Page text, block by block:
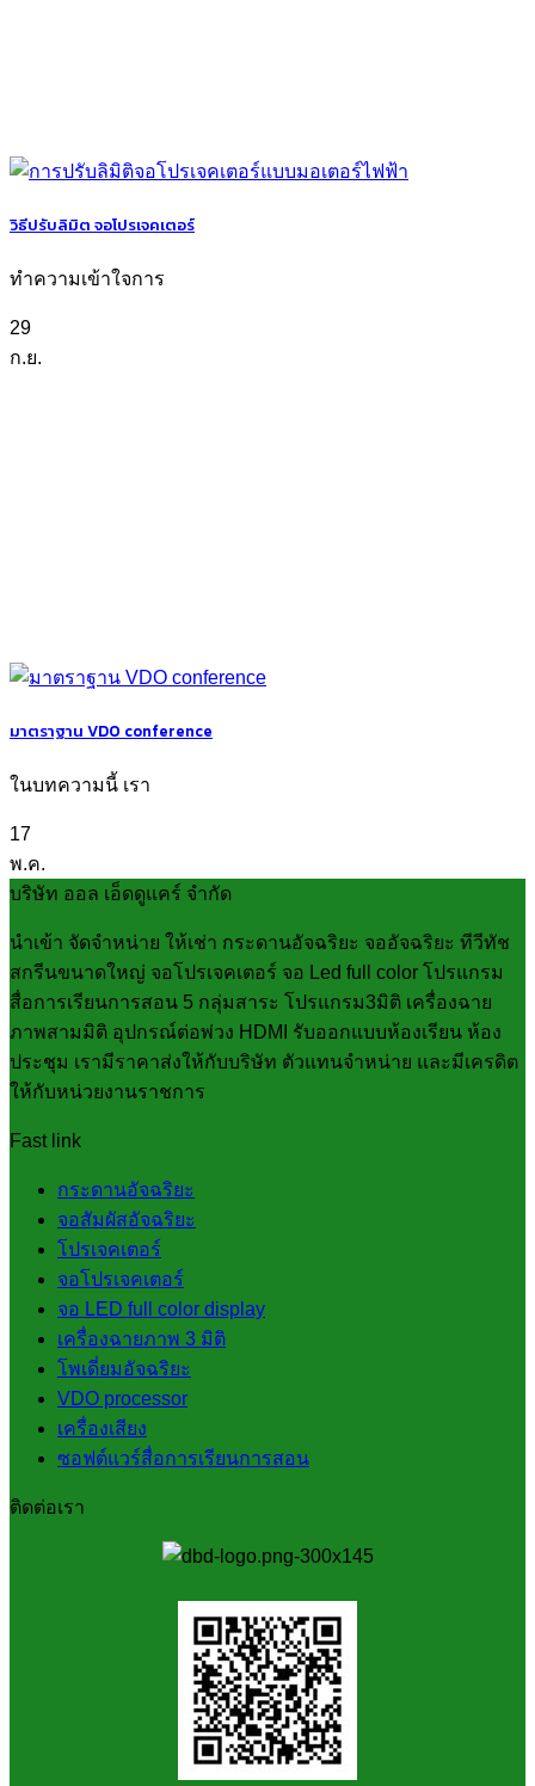
วิธีปรับลิมิต จอโปรเจคเตอร์
ทำความเข้าใจการ
29
ก.ย.
มาตราฐาน VDO conference
ในบทความนี้ เรา
17
พ.ค.
บริษัท ออล เอ็ดดูแคร์ จำกัด
นำเข้า จัดจำหน่าย ให้เช่า กระดานอัจฉริยะ จออัจฉริยะ ทีวีทัช
สกรีนขนาดใหญ่ จอโปรเจคเตอร์ จอ Led full color โปรแกรม
สื่อการเรียนการสอน 5 กลุ่มสาระ โปรแกรม3มิติ เครื่องฉาย
ภาพสามมิติ อุปกรณ์ต่อพ่วง HDMI รับออกแบบห้องเรียน ห้อง
ประชุม เรามีราคาส่งให้กับบริษัท ตัวแทนจำหน่าย และมีเครดิต
ให้กับหน่วยงานราชการ
Fast link
กระดานอัจฉริยะ
จอสัมผัสอัจฉริยะ
โปรเจคเตอร์
จอโปรเจคเตอร์
จอ LED full color display
เครื่องฉายภาพ 3 มิติ
โพเดี่ยมอัจฉริยะ
VDO processor
เครื่องเสียง
ซอฟต์แวร์สื่อการเรียนการสอน
ติดต่อเรา